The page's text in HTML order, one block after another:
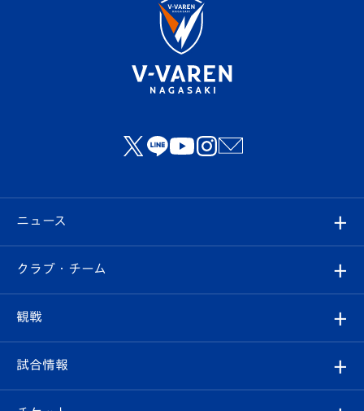
ニュース
すべて
クラブ
試合情報
クラブ・チーム
クラブ概要
観戦
観戦ルール
試合情報